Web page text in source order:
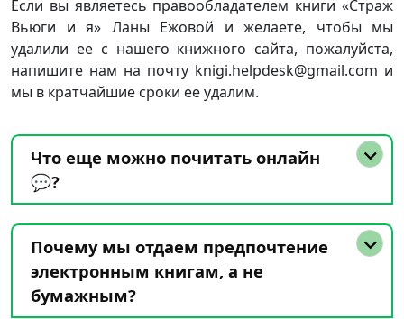
Если вы являетесь правообладателем книги «Страж
Вьюги и я» Ланы Ежовой и желаете, чтобы мы
удалили ее с нашего книжного сайта, пожалуйста,
напишите нам на почту knigi.helpdesk@gmail.com и
мы в кратчайшие сроки ее удалим.
Что еще можно почитать онлайн
💬?
Почему мы отдаем предпочтение
электронным книгам, а не
бумажным?